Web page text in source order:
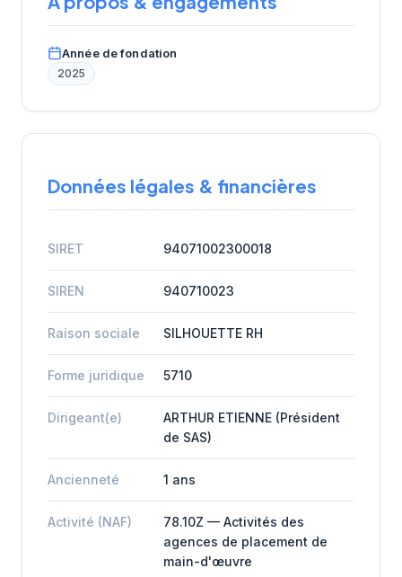
Année de fondation
2025
Données légales & financières
SIRET 94071002300018
SIREN 940710023
Raison sociale SILHOUETTE RH
Forme juridique 5710
Dirigeant(e)
ARTHUR ETIENNE (Président
de SAS)
Ancienneté 1 ans
Activité (NAF)
78.10Z — Activités des
agences de placement de
main-d'œuvre